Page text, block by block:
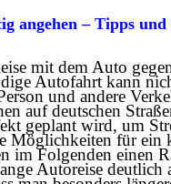
angehen – Tipps
mit dem Auto
Autofahrt kann
und andere
auf deutschen
geplant wird, um
Möglichkeiten für
im Folgenden einen
Autoreise